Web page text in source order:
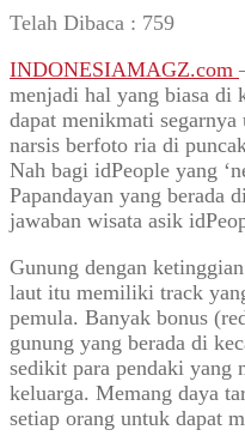
Telah Dibaca : 759
INDONESIAMAGZ.com
menjadi hal yang biasa di
dapat menikmati segarnya
narsis berfoto ria di
Nah bagi idPeople yang
Papandayan yang berada
jawaban wisata asik
Gunung dengan
laut itu memiliki track
pemula. Banyak bonus
gunung yang berada di
sedikit para pendaki yang
keluarga. Memang daya
setiap orang untuk dapat